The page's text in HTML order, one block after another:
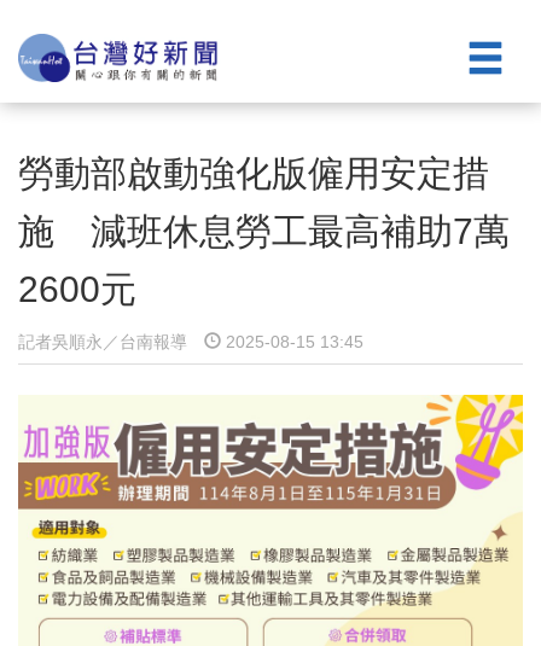
勞動部啟動強化版僱用安定措
施 減班休息勞工最高補助7萬
2600元
記者吳順永／台南報導 2025-08-15 13:45